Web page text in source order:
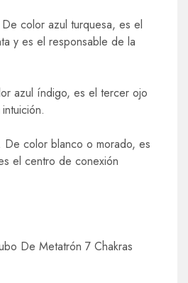
color azul turquesa, es el
y es el responsable de la
azul índigo, es el tercer ojo
De color blanco o morado, es
el centro de conexión
De Metatrón 7 Chakras